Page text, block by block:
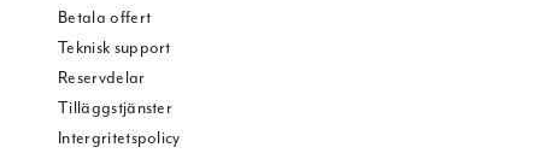
Betala offert
Teknisk support
Reservdelar
Tilläggstjänster
Intergritetspolicy